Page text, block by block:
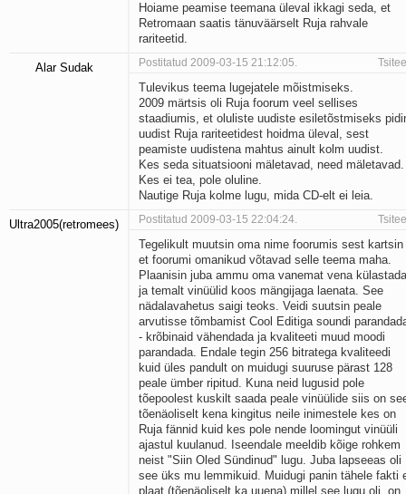
Hoiame peamise teemana üleval ikkagi seda, et
Retromaan saatis tänuväärselt Ruja rahvale
rariteetid.
Alar Sudak Postitatud 2009-03-15 21:12:05.
Tulevikus teema lugejatele mõistmiseks.
2009 märtsis oli Ruja foorum veel sellises
staadiumis, et oluliste uudiste esiletõstmiseks
uudist Ruja rariteetidest hoidma üleval, sest
peamiste uudistena mahtus ainult kolm uudist.
Kes seda situatsiooni mäletavad, need mäletavad.
Kes ei tea, pole oluline.
Nautige Ruja kolme lugu, mida CD-elt ei leia.
Ultra2005(retromees) Postitatud 2009-03-15 22:04:24.
Tegelikult muutsin oma nime foorumis sest kartsin
et foorumi omanikud võtavad selle teema maha.
Plaanisin juba ammu oma vanemat vena külastada
ja temalt vinüülid koos mängijaga laenata. See
nädalavahetus saigi teoks. Veidi suutsin peale
arvutisse tõmbamist Cool Editiga soundi
- krõbinaid vähendada ja kvaliteeti muud moodi
parandada. Endale tegin 256 bitratega kvaliteedi
kuid üles pandult on muidugi suuruse pärast 128
peale ümber ripitud. Kuna neid lugusid pole
tõepoolest kuskilt saada peale vinüülide siis on
tõenäoliselt kena kingitus neile inimestele kes on
Ruja fännid kuid kes pole nende loomingut vinüüli
ajastul kuulanud. Iseendale meeldib kõige rohkem
neist "Siin Oled Sündinud" lugu. Juba lapseeas oli
see üks mu lemmikuid. Muidugi panin tähele fakti
plaat (tõenäoliselt ka uuena) millel see lugu oli, on